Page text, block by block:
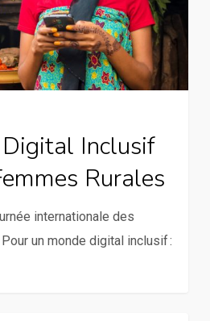
Inclusif
Rurales
internationale des
un monde digital inclusif :